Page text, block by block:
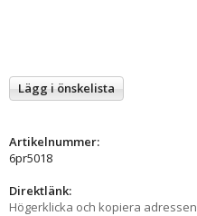
Lägg i önskelista
Artikelnummer:
6pr5018
Direktlänk:
Högerklicka och kopiera adressen